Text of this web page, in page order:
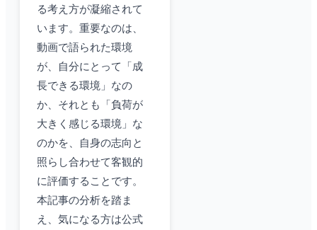
る考え方が凝縮されて
います。重要なのは、
動画で語られた環境
が、自分にとって「成
長できる環境」なの
か、それとも「負荷が
大きく感じる環境」な
のかを、自身の志向と
照らし合わせて客観的
に評価することです。
本記事の分析を踏ま
え、気になる方は公式